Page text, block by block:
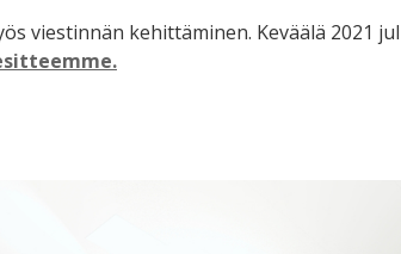
viestinnän kehittäminen. Keväälä 2021